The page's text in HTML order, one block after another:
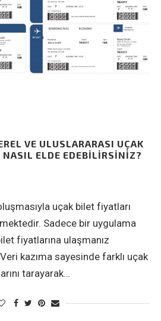
VE ULUSLARARASI UÇAK
ELDE EDEBILIRSINIZ?
uçak bilet fiyatları
Sadece bir uygulama
fiyatlarına ulaşmanız
kazıma sayesinde farklı uçak
tarayarak…